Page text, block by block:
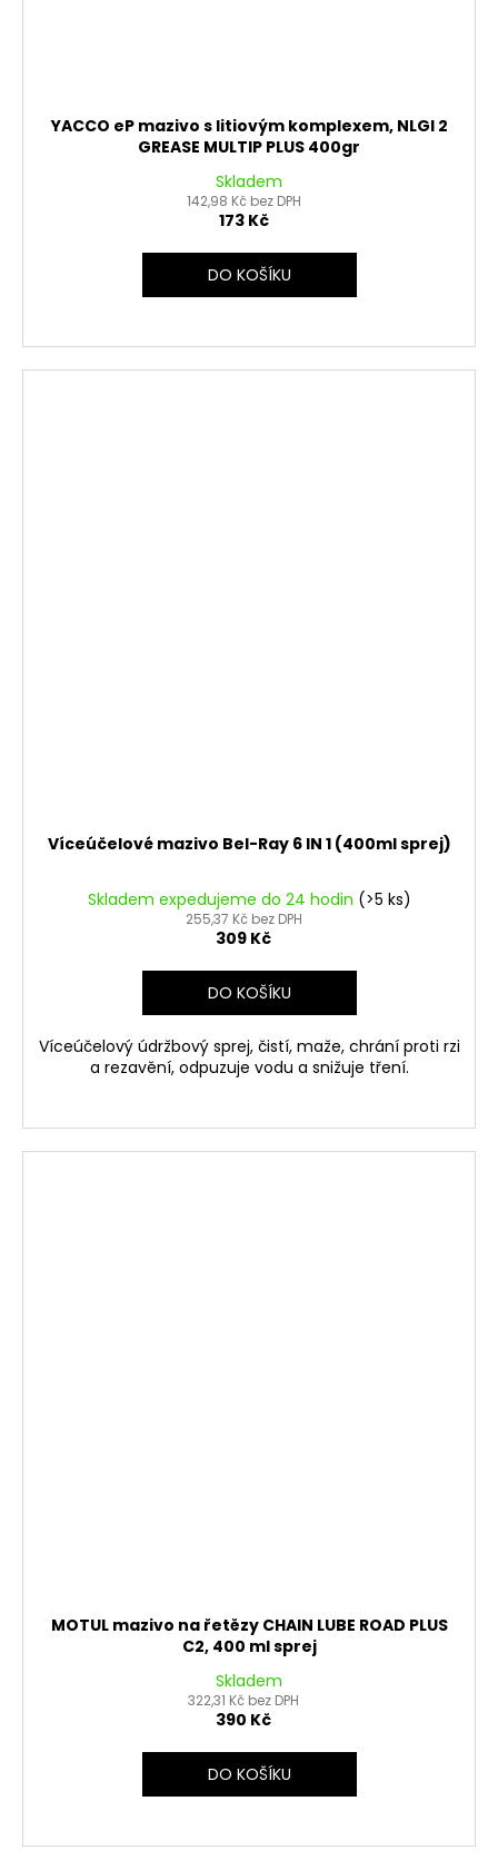
YACCO eP mazivo s litiovým komplexem, NLGI 2
GREASE MULTIP PLUS 400gr
Skladem
142,98 Kč bez DPH
173 Kč
DO KOŠÍKU
Víceúčelové mazivo Bel-Ray 6 IN 1 (400ml sprej)
Skladem expedujeme do 24 hodin (>5 ks)
255,37 Kč bez DPH
309 Kč
DO KOŠÍKU
Víceúčelový údržbový sprej, čistí, maže, chrání proti rzi
a rezavění, odpuzuje vodu a snižuje tření.
MOTUL mazivo na řetězy CHAIN LUBE ROAD PLUS
C2, 400 ml sprej
Skladem
322,31 Kč bez DPH
390 Kč
DO KOŠÍKU